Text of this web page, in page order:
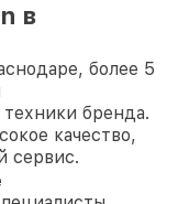
в
более 5
бренда.
качество,
сервис.